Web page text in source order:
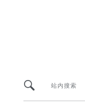
站内搜索